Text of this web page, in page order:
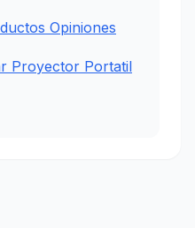
Opiniones
Proyector Portatil